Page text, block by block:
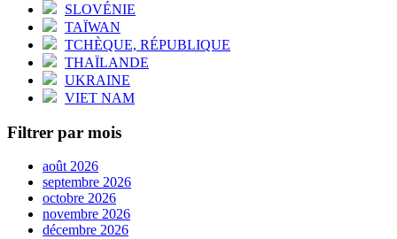
SLOVÉNIE
TAÏWAN
TCHÈQUE, RÉPUBLIQUE
THAÏLANDE
UKRAINE
VIET NAM
Filtrer par mois
août 2026
septembre 2026
octobre 2026
novembre 2026
décembre 2026